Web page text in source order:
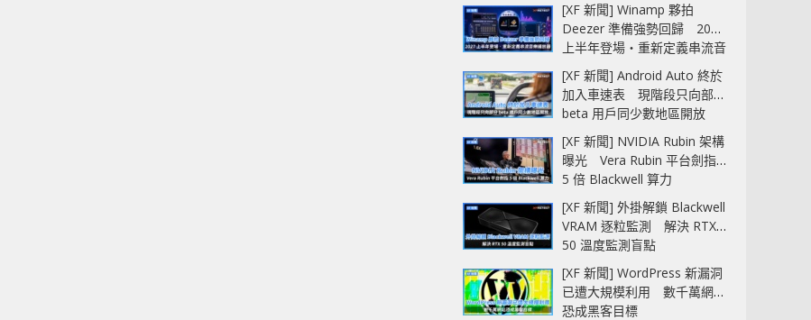
[XF 新聞] Winamp 夥拍
Deezer 準備強勢回歸 2027
上半年登場‧重新定義串流音
樂播放器
[XF 新聞] Android Auto 終於
加入車速表 現階段只向部分
beta 用戶同少數地區開放
[XF 新聞] NVIDIA Rubin 架構
曝光 Vera Rubin 平台劍指
5 倍 Blackwell 算力
[XF 新聞] 外掛解鎖 Blackwell
VRAM 逐粒監測 解決 RTX
50 溫度監測盲點
[XF 新聞] WordPress 新漏洞
已遭大規模利用 數千萬網站
恐成黑客目標